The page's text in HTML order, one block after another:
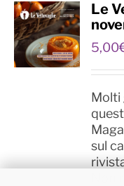
Le
5,00
Molti
sul